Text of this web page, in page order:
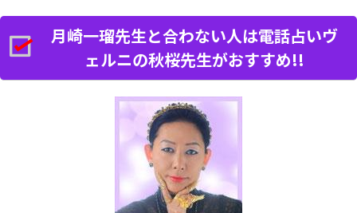
月崎一瑠先生と合わない人は電話占いヴ
ェルニの秋桜先生がおすすめ!!